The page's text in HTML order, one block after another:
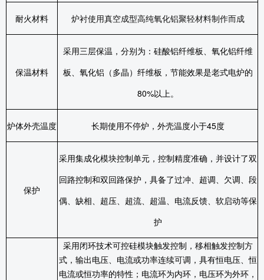
耐火材料 炉衬使用真空成型高纯氧化铝聚轻材料制作而成
保温材料
采用三层保温，分别为：硅酸铝纤维板、氧化铝纤维
板、氧化铝（多晶）纤维板，节能效果是老式电炉的
80%以上。
炉体外壳温度 长期使用不停炉，外壳温度小于45度
保护
采用集成化模块控制单元，控制精度准确，并设计了双
回路控制和双回路保护，具备了过冲、超调、欠调、段
偶、缺相、超压、超流、超温、电流反馈、软启动等保
护
采用闭环技术可控硅模块触发控制，移相触发控制方
式，输出电压、电流或功率连续可调，具有恒电压、恒
电流或恒功率的特性；电流环为内环，电压环为外环，